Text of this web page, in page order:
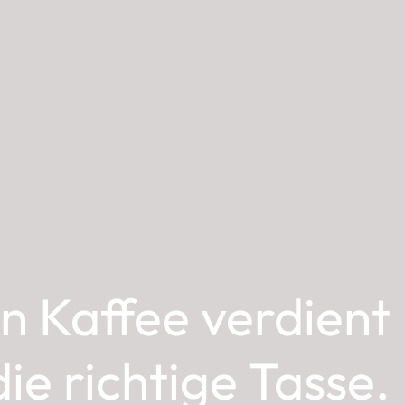
Kaffee verdient
richtige Tasse.